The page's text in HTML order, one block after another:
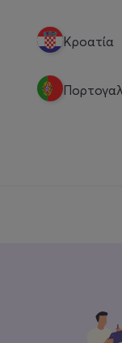
Κροατία